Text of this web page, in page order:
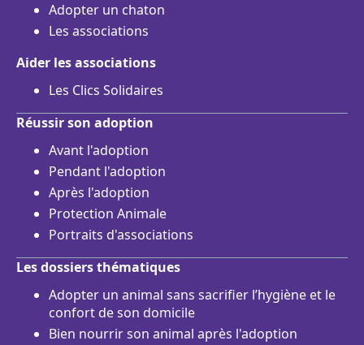
Adopter un chaton
Les associations
Aider les associations
Les Clics Solidaires
Réussir son adoption
Avant l'adoption
Pendant l'adoption
Après l'adoption
Protection Animale
Portraits d'associations
Les dossiers thématiques
Adopter un animal sans sacrifier l’hygiène et le
confort de son domicile
Bien nourrir son animal après l'adoption